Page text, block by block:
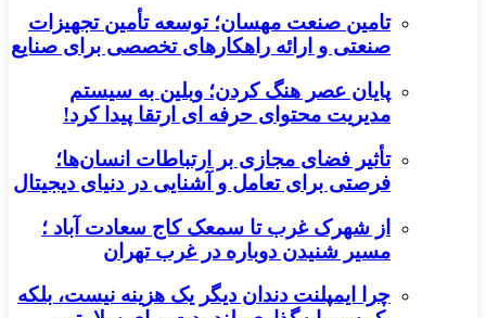
تامین صنعت مهسان؛ توسعه تأمین تجهیزات
صنعتی و ارائه راهکارهای تخصصی برای صنایع
پایان عصر هنگ کردن؛ وبلین به سیستم
مدیریت محتوای حرفه ای ارتقا پیدا کرد!
تأثیر فضای مجازی بر ارتباطات انسان‌ها؛
فرصتی برای تعامل و آشنایی در دنیای دیجیتال
از شهرک غرب تا سمعک کاج سعادت آباد ؛
مسیر شنیدن دوباره در غرب تهران
چرا ایمپلنت دندان دیگر یک هزینه نیست، بلکه